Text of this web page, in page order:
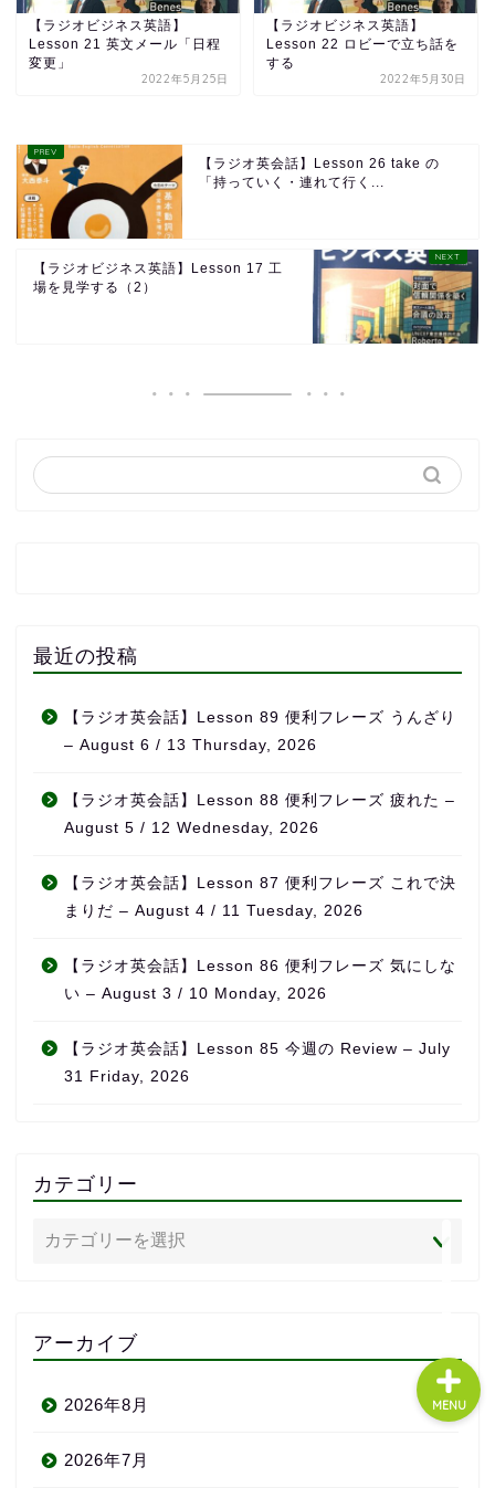
【ラジオビジネス英語】
Lesson 21 英文メール「日程
変更」
2022年5月25日
【ラジオビジネス英語】
Lesson 22 ロビーで立ち話を
する
2022年5月30日
【ラジオ英会話】Lesson 26 take の
「持っていく・連れて行く...
【ラジオビジネス英語】Lesson 17 工
場を見学する（2）
最近の投稿
【ラジオ英会話】Lesson 89 便利フレーズ うんざり
– August 6 / 13 Thursday, 2026
【ラジオ英会話】Lesson 88 便利フレーズ 疲れた –
August 5 / 12 Wednesday, 2026
【ラジオ英会話】Lesson 87 便利フレーズ これで決
まりだ – August 4 / 11 Tuesday, 2026
【ラジオ英会話】Lesson 86 便利フレーズ 気にしな
い – August 3 / 10 Monday, 2026
【ラジオ英会話】Lesson 85 今週の Review – July
31 Friday, 2026
カテゴリー
アーカイブ
2026年8月
2026年7月
MENU
よくある質問